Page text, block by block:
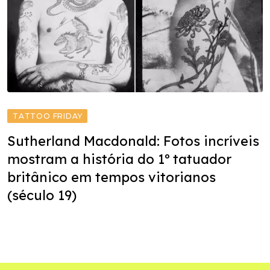
TATTOO FRIDAY
Sutherland Macdonald: Fotos incríveis
mostram a história do 1º tatuador
britânico em tempos vitorianos
(século 19)